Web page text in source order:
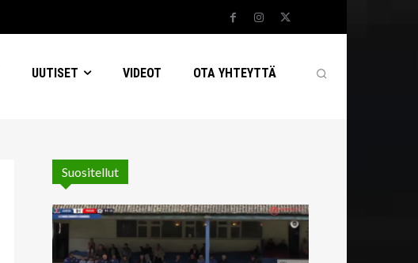
UUTISET VIDEOT OTA YHTEYTTÄ
Suositellut